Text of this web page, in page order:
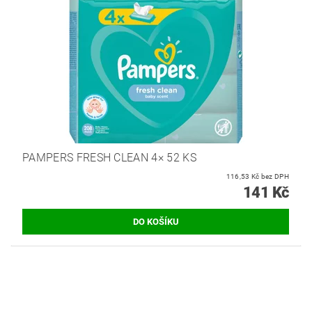
PAMPERS FRESH CLEAN 4× 52 KS
116,53 Kč bez DPH
141 Kč